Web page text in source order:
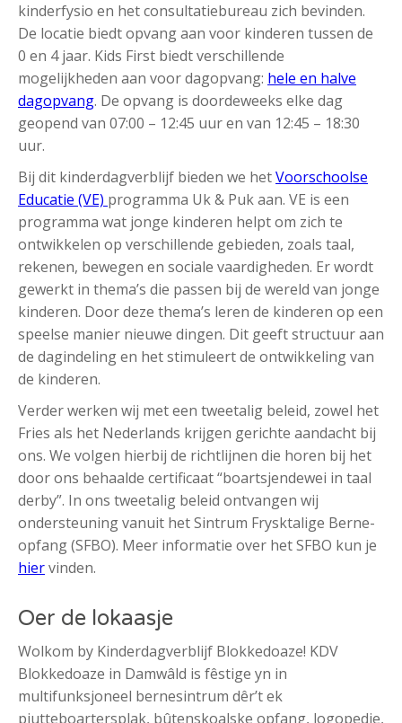
kinderfysio en het consultatiebureau zich bevinden.
De locatie biedt opvang aan voor kinderen tussen de
0 en 4 jaar. Kids First biedt verschillende
mogelijkheden aan voor dagopvang: hele en halve
dagopvang. De opvang is doordeweeks elke dag
geopend van 07:00 – 12:45 uur en van 12:45 – 18:30
uur.
Bij dit kinderdagverblijf bieden we hetVoorschoolse
Educatie (VE) programma Uk & Puk aan. VE is een
programma wat jonge kinderen helpt om zich te
ontwikkelen op verschillende gebieden, zoals taal,
rekenen, bewegen en sociale vaardigheden. Er wordt
gewerkt in thema’s die passen bij de wereld van jonge
kinderen. Door deze thema’s leren de kinderen op een
speelse manier nieuwe dingen. Dit geeft structuur aan
de dagindeling en het stimuleert de ontwikkeling van
de kinderen.
Verder werken wij met een tweetalig beleid, zowel het
Fries als het Nederlands krijgen gerichte aandacht bij
ons. We volgen hierbij de richtlijnen die horen bij het
door ons behaalde certificaat “boartsjendewei in taal
derby”. In ons tweetalig beleid ontvangen wij
ondersteuning vanuit het Sintrum Frysktalige Berne-
opfang (SFBO). Meer informatie over het SFBO kun je
hiervinden.
Oer de lokaasje
Wolkom by Kinderdagverblijf Blokkedoaze! KDV
Blokkedoaze in Damwâld is fêstige yn in
multifunksjoneel bernesintrum dêr’t ek
pjutteboartersplak, bûtenskoalske opfang, logopedie,